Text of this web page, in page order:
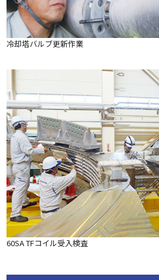
冷却塔バルブ更新作業
60SA TFコイル受入検査